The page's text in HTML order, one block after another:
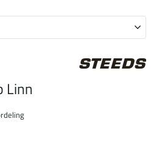
Linn